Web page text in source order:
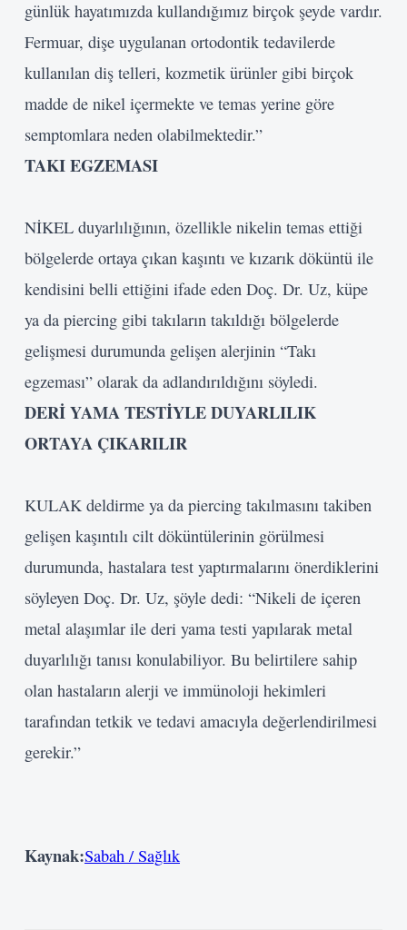
günlük hayatımızda kullandığımız birçok şeyde vardır.
Fermuar, dişe uygulanan ortodontik tedavilerde
kullanılan diş telleri, kozmetik ürünler gibi birçok
madde de nikel içermekte ve temas yerine göre
semptomlara neden olabilmektedir.”
TAKI EGZEMASI
NİKEL duyarlılığının, özellikle nikelin temas ettiği
bölgelerde ortaya çıkan kaşıntı ve kızarık döküntü ile
kendisini belli ettiğini ifade eden Doç. Dr. Uz, küpe
ya da piercing gibi takıların takıldığı bölgelerde
gelişmesi durumunda gelişen alerjinin “Takı
egzeması” olarak da adlandırıldığını söyledi.
DERİ YAMA TESTİYLE DUYARLILIK
ORTAYA ÇIKARILIR
KULAK deldirme ya da piercing takılmasını takiben
gelişen kaşıntılı cilt döküntülerinin görülmesi
durumunda, hastalara test yaptırmalarını önerdiklerini
söyleyen Doç. Dr. Uz, şöyle dedi: “Nikeli de içeren
metal alaşımlar ile deri yama testi yapılarak metal
duyarlılığı tanısı konulabiliyor. Bu belirtilere sahip
olan hastaların alerji ve immünoloji hekimleri
tarafından tetkik ve tedavi amacıyla değerlendirilmesi
gerekir.”
Kaynak:Sabah / Sağlık
Kullanıcı Adı veya E-posta
Şifre
Beni Hatırla
Giriş Yap